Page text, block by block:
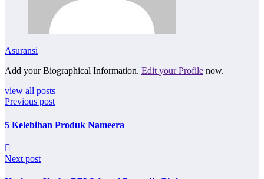
Asuransi
Add your Biographical Information. Edit your Profile now.
view all posts
Previous post
5 Kelebihan Produk Nameera
Next post